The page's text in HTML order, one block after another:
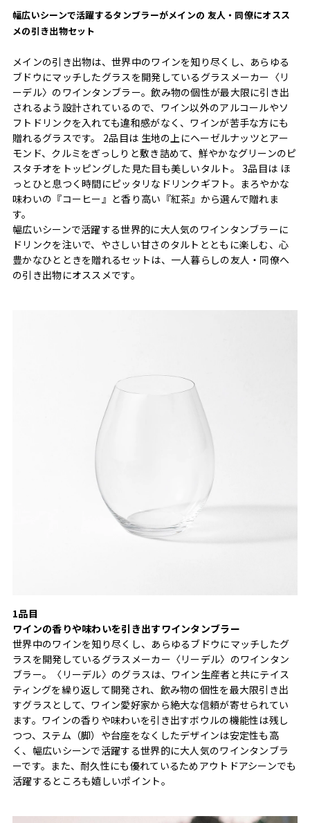
幅広いシーンで活躍するタンブラーがメインの 友人・同僚にオスス
メの引き出物セット
メインの引き出物は、世界中のワインを知り尽くし、あらゆる
ブドウにマッチしたグラスを開発しているグラスメーカー〈リ
ーデル〉のワインタンブラー。飲み物の個性が最大限に引き出
されるよう設計されているので、ワイン以外のアルコールやソ
フトドリンクを入れても違和感がなく、ワインが苦手な方にも
贈れるグラスです。 2品目は 生地の上にヘーゼルナッツとアー
モンド、クルミをぎっしりと敷き詰めて、鮮やかなグリーンのピ
スタチオをトッピングした見た目も美しいタルト。 3品目は ほ
っとひと息つく時間にピッタリなドリンクギフト。まろやかな
味わいの『コーヒー』と香り高い『紅茶』から選んで贈れま
す。
幅広いシーンで活躍する世界的に大人気のワインタンブラーに
ドリンクを注いで、やさしい甘さのタルトとともに楽しむ、心
豊かなひとときを贈れるセットは、一人暮らしの友人・同僚へ
の引き出物にオススメです。
1品目
ワインの香りや味わいを引き出すワインタンブラー
世界中のワインを知り尽くし、あらゆるブドウにマッチしたグ
ラスを開発しているグラスメーカー〈リーデル〉のワインタン
ブラー。〈リーデル〉のグラスは、ワイン生産者と共にテイス
ティングを繰り返して開発され、飲み物の個性を最大限引き出
すグラスとして、ワイン愛好家から絶大な信頼が寄せられてい
ます。ワインの香りや味わいを引き出すボウルの機能性は残し
つつ、ステム（脚）や台座をなくしたデザインは安定性も高
く、幅広いシーンで活躍する世界的に大人気のワインタンブラ
ーです。また、耐久性にも優れているためアウトドアシーンでも
活躍するところも嬉しいポイント。